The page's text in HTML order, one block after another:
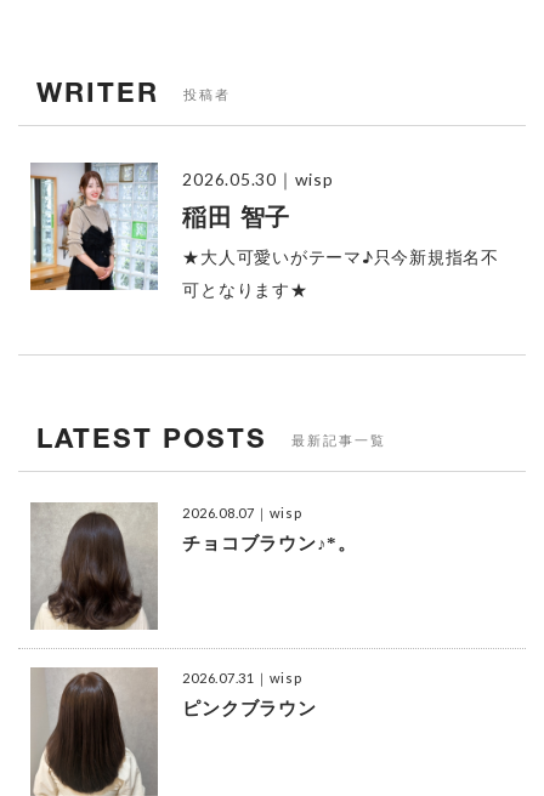
WRITER 投稿者
2026.05.30 ｜wisp
稲田 智子
★大人可愛いがテーマ♪只今新規指名不
可となります★
LATEST POSTS 最新記事一覧
2026.08.07 ｜wisp
チョコブラウン♪*。
2026.07.31 ｜wisp
ピンクブラウン